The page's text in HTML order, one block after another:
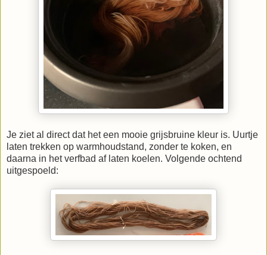
Je ziet al direct dat het een mooie grijsbruine kleur is. Uurtje
laten trekken op warmhoudstand, zonder te koken, en
daarna in het verfbad af laten koelen. Volgende ochtend
uitgespoeld: